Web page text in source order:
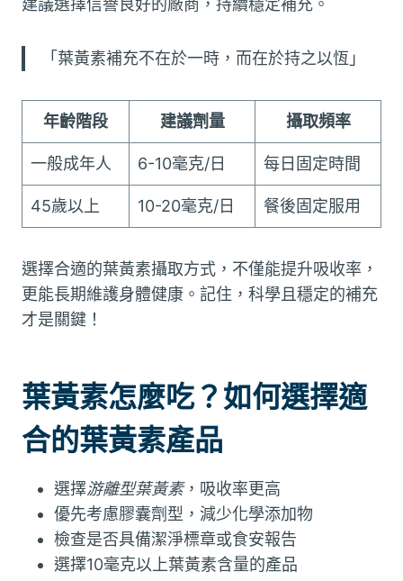
「葉黃素補充不在於一時，而在於持之以恆」
年齡階段 建議劑量 攝取頻率
一般成年人 6-10毫克/日 每日固定時間
45歲以上 10-20毫克/日 餐後固定服用
選擇合適的葉黃素攝取方式，不僅能提升吸收率，
更能長期維護身體健康。記住，科學且穩定的補充
才是關鍵！
葉黃素怎麼吃？如何選擇適
合的葉黃素產品
選擇游離型葉黃素，吸收率更高
優先考慮膠囊劑型，減少化學添加物
檢查是否具備潔淨標章或食安報告
選擇10毫克以上葉黃素含量的產品